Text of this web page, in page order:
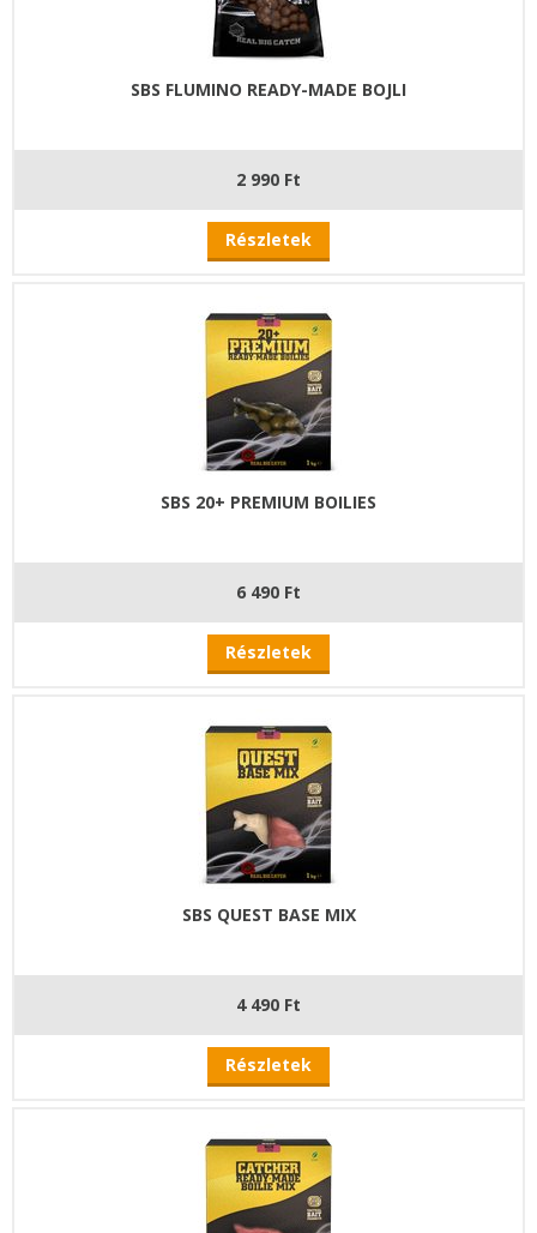
SBS FLUMINO READY-MADE BOJLI
2 990 Ft
Részletek
SBS 20+ PREMIUM BOILIES
6 490 Ft
Részletek
SBS QUEST BASE MIX
4 490 Ft
Részletek